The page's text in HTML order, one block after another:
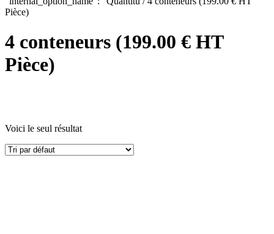
Pièce)
4 conteneurs (199.00 € HT
Pièce)
Voici le seul résultat